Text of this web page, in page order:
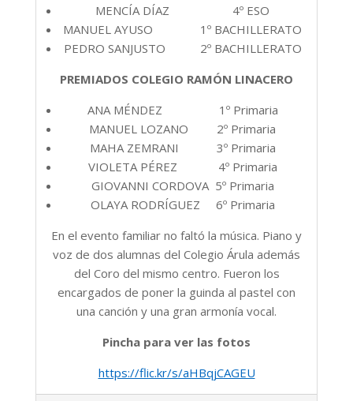
MENCÍA DÍAZ 4º ESO
MANUEL AYUSO 1º BACHILLERATO
PEDRO SANJUSTO 2º BACHILLERATO
PREMIADOS COLEGIO RAMÓN LINACERO
ANA MÉNDEZ 1º Primaria
MANUEL LOZANO 2º Primaria
MAHA ZEMRANI 3º Primaria
VIOLETA PÉREZ 4º Primaria
GIOVANNI CORDOVA 5º Primaria
OLAYA RODRÍGUEZ 6º Primaria
En el evento familiar no faltó la música. Piano y
voz de dos alumnas del Colegio Árula además
del Coro del mismo centro. Fueron los
encargados de poner la guinda al pastel con
una canción y una gran armonía vocal.
Pincha para ver las fotos
https://flic.kr/s/aHBqjCAGEU